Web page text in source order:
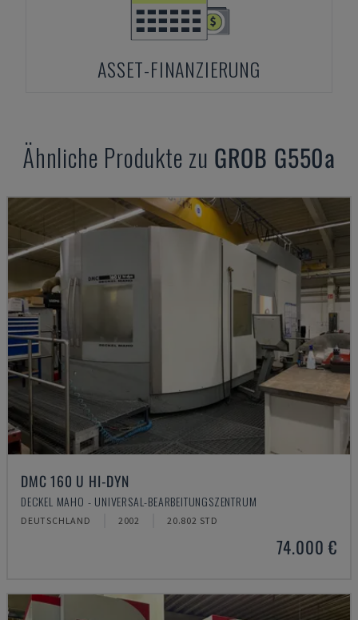
ASSET-FINANZIERUNG
Ähnliche Produkte zu GROB G550a
DMC 160 U HI-DYN
DECKEL MAHO - UNIVERSAL-BEARBEITUNGSZENTRUM
DEUTSCHLAND 2002 20.802 STD
74.000 €